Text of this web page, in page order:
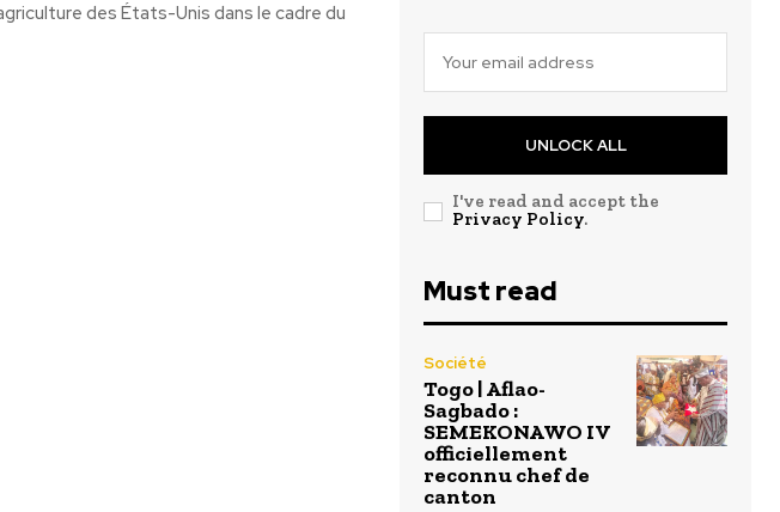
des États-Unis dans le cadre du
UNLOCK ALL
I've read and accept the
Privacy Policy.
Must read
Société
Togo | Aflao-
Sagbado :
SEMEKONAWO IV
officiellement
reconnu chef de
canton